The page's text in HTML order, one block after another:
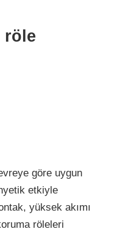
röle
göre uygun
etkiyle
yüksek akımı
röleleri